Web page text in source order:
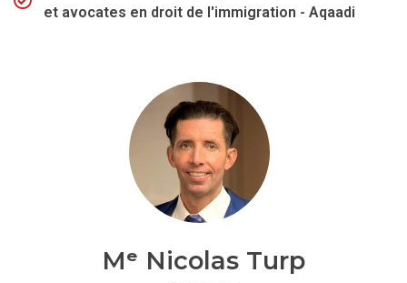
et avocates en droit de l'immigration - Aqaadi
Mᵉ Nicolas Turp